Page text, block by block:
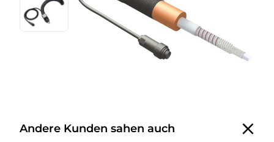
Andere Kunden sahen auch